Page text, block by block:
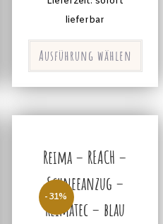
lieferbar
Ausführung wählen
-31%
Reima – REACH –
Schneeanzug –
Reimatec – blau